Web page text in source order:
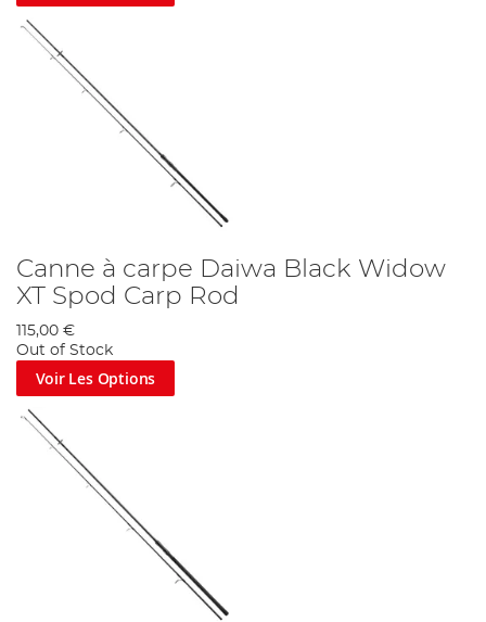
Canne à carpe Daiwa Black Widow
XT Spod Carp Rod
115,00 €
Out of Stock
Voir Les Options